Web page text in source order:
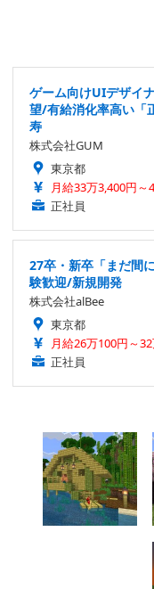
ゲーム向けUIデザイ
望/有給消化率高い「
寿
株式会社GUM
東京都
月給33万3,400円～
正社員
27卒・新卒「まだ間
験歓迎/新規開発
株式会社alBee
東京都
月給26万100円～
正社員